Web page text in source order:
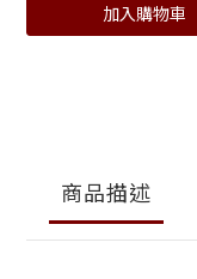
加入購物車
商品描述